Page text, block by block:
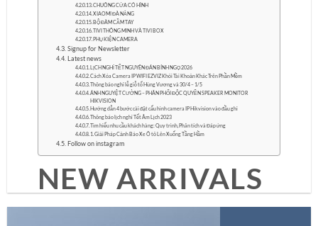
CHUÔNG CỬA CÓ HÌNH
XIAOMI ĐÀ NẴNG
BỘ ĐÀM CẦM TAY
TIVI THÔNG MINH VÀ TIVI BOX
PHỤ KIỆN CAMERA
Signup for Newsletter
Latest news
LỊCH NGHỈ TẾT NGUYÊN ĐÁN BÍNH NGỌ 2026
Cách Xóa Camera IP WIFI EZVIZ Khỏi Tài Khoản Khác Trên Phần Mềm
Thông báo nghỉ lễ giỗ tổ Hùng Vương và 30/4 – 1/5
ÁNH NGUYỆT CƯỜNG – PHÂN PHỐI ĐỘC QUYỀN SPEAKER MONITOR
HIKVISION
Hướng dẫn 4 bước cài đặt cấu hình camera IP Hikvision vào đầu ghi
Thông báo lịch nghỉ Tết Âm Lịch 2023
Tìm hiểu nhu cầu khách hàng: Quy trình, Phân tích và Đáp ứng
1. Giải Pháp Cảnh Báo Xe Ô tô Lên Xuống Tầng Hầm
Follow on instagram
NEW ARRIVALS
ON THE SHOP